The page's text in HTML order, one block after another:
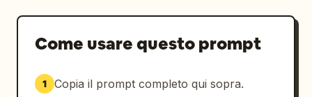
Come usare questo prompt
1 Copia il prompt completo qui sopra.